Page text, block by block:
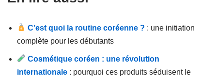
C’est quoi la routine coréenne ? : une initiation
complète pour les débutants
Cosmétique coréen : une révolution
internationale : pourquoi ces produits séduisent le